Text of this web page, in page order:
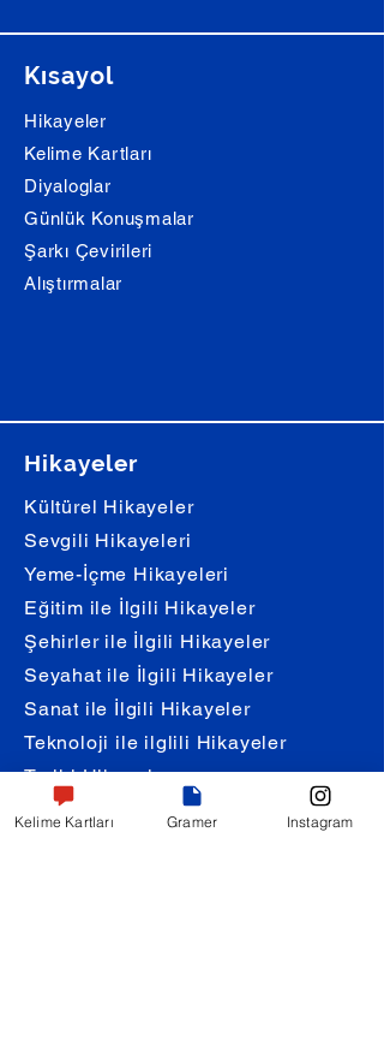
Kısayol
Hikayeler
Kelime Kartları
Diyaloglar
Günlük Konuşmalar
Şarkı Çevirileri
Alıştırmalar
Hikayeler
Kültürel Hikayeler
Sevgili Hikayeleri
Yeme-İçme Hikayeleri
Eğitim ile İlgili Hikayeler
Şehirler ile İlgili Hikayeler
Seyahat ile İlgili Hikayeler
Sanat ile İlgili Hikayeler
Teknoloji ile ilglili Hikayeler
Tarihi Hikayeler
Kelime Kartları Gramer Instagram